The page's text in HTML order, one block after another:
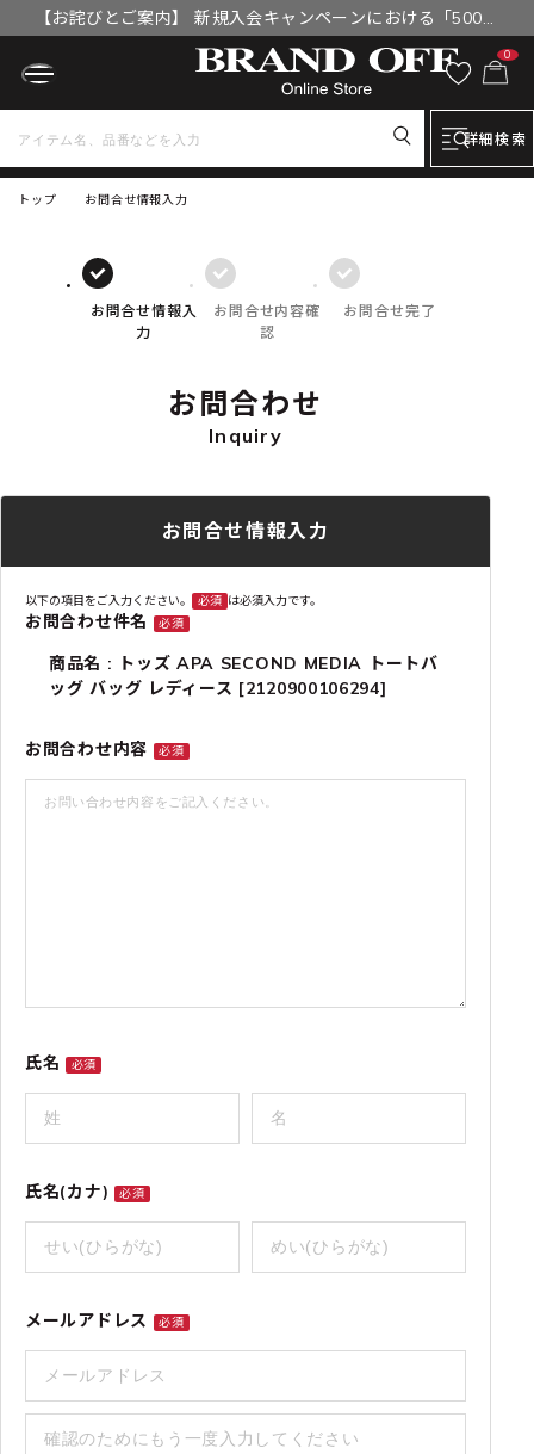
【お詫びとご案内】 新規入会キャンペーンにおける「500円
OFFクーポン」付与漏れと補填について
0
詳細検索
トップ お問合せ情報入力
お問合せ情報入
力
お問合せ内容確
認
お問合せ完了
お問合わせ
Inquiry
お問合せ情報入力
以下の項目をご入力ください。 必須 は必須入力です。
お問合わせ件名 必須
商品名 : トッズ APA SECOND MEDIA トートバ
ッグ バッグ レディース [2120900106294]
お問合わせ内容 必須
氏名 必須
氏名(カナ) 必須
メールアドレス 必須